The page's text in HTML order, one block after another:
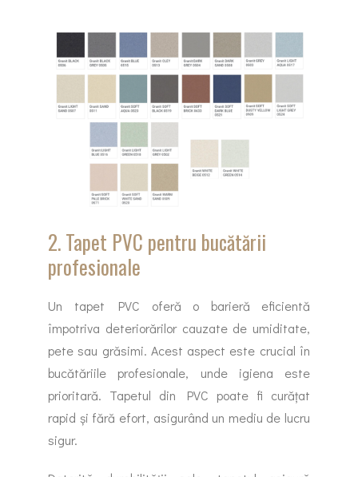
2. Tapet PVC pentru bucătării
profesionale
Un tapet PVC oferă o barieră eficientă
împotriva deteriorărilor cauzate de umiditate,
pete sau grăsimi. Acest aspect este crucial în
bucătăriile profesionale, unde igiena este
prioritară. Tapetul din PVC poate fi curățat
rapid și fără efort, asigurând un mediu de lucru
sigur.